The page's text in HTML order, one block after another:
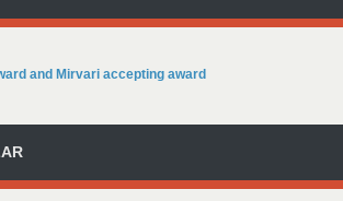
and Mirvari accepting award